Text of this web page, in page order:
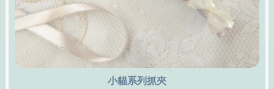
小貓系列抓夾